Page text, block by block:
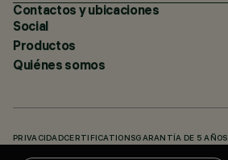
Contactos y ubicaciones
Social
Productos
Quiénes somos
PRIVACIDADCERTIFICATIONSGARANTÍA DE 5 AÑOS